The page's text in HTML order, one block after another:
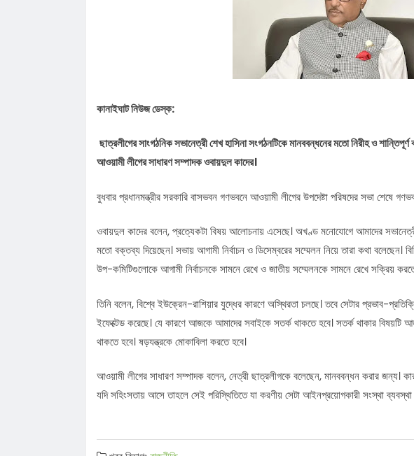
কানাইঘাটের নতুন ইউএনও’র যোগদান, দায়িত্ব পালনে
লোভাছড়ার জব্দকৃত পাথর পা'চা'র'কালে ভলগেটসহ
রাত পোহালেই কানাইঘাটে এনসিপির পদযাত্রা, আসছেন
বৈধপথে অর্থ পাঠানোর আহ্বান
তিন মাসে কানাইঘাটের ১৬ জনের অস্বাভাবিক
মৃত্যু,বাড়ছে উদ্বেগ
লোভাছড়ার জব্দকৃত পাথর চুরির হিড়িক, রাতের আঁধারে
কানাইঘাট নিউজ ডেস্ক:
ছাত্রলীগের সাংগঠনিক সভানেত্রী শেখ হাসিনা সংগঠনটিকে মানববন্ধনের মতো নিরীহ ও শান্তিপূর্ণ
আওয়ামী লীগের সাধারণ সম্পাদক ওবায়দুল কাদের।
বুধবার প্রধানমন্ত্রীর সরকারি বাসভবন গণভবনে আওয়ামী লীগের উপদেষ্টা পরিষদের সভা শেষে
ওবায়দুল কাদের বলেন, প্রত্যেকটা বিষয় আলোচনায় এসেছে। অখণ্ড মনোযোগে আমাদের
মতো বক্তব্য দিয়েছেন। সভায় আগামী নির্বাচন ও ডিসেম্বরের সম্মেলন নিয়ে তারা কথা বলেছেন।
উপ-কমিটিগুলোকে আগামী নির্বাচনকে সামনে রেখে ও জাতীয় সম্মেলনকে সামনে রেখে সক্রিয় করতে
তিনি বলেন, বিশ্বে ইউক্রেন-রাশিয়ার যুদ্ধের কারণে অস্থিরতা চলছে। তবে সেটার প্রভাব-
ইফেক্টেড করেছে। যে কারণে আজকে আমাদের সবাইকে সতর্ক থাকতে হবে। সতর্ক থাকার
থাকতে হবে। ষড়যন্ত্রকে মোকাবিলা করতে হবে।
আওয়ামী লীগের সাধারণ সম্পাদক বলেন, নেত্রী ছাত্রলীগকে বলেছেন, মানববন্ধন করার জন্য।
যদি সহিংসতায় আসে তাহলে সেই পরিস্থিতিতে যা করণীয় সেটা আইনপ্রয়োগকারী সংস্থা ব্যবস্থা